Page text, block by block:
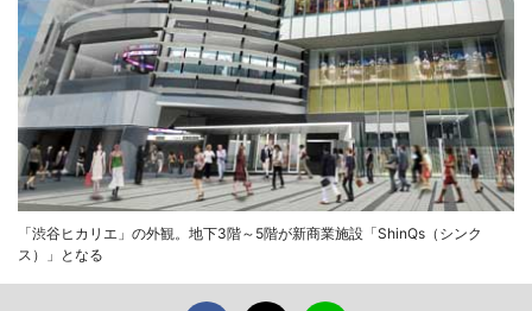
「渋谷ヒカリエ」の外観。地下3階～5階が新商業施設「ShinQs（シンク
ス）」となる